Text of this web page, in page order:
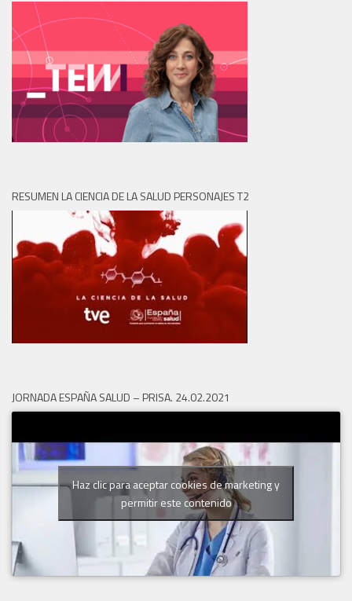
RESUMEN LA CIENCIA DE LA SALUD PERSONAJES T2
JORNADA ESPAÑA SALUD – PRISA. 24.02.2021
Haz clic para aceptar cookies de marketing y
permitir este contenido